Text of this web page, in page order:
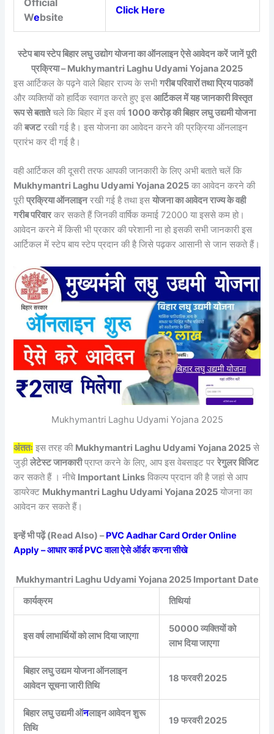
Website
Click Here
स्टेप बाय स्टेप बिहार लघु उद्योग योजना का ऑनलाइन ऐसे आवेदन करें जानें पूरी
प्रक्रिया – Mukhymantri Laghu Udyami Yojana 2025
इस आर्टिकल के पढ़ने वाले बिहार राज्य के सभीगरीब परिवारों तथा प्रिय पाठकों
और व्यक्तियों को हार्दिक स्वागत करते हुए इसआर्टिकल में यह जानकारी विस्तृत
रूप से बतातेचले कि बिहार में इस वर्ष1000 करोड़ की बिहार लघु उद्यमी योजना
कीबजटरखी गई है। इस योजना का आवेदन करने की प्रक्रिया ऑनलाइन
प्रारंभ कर दी गई है।
वही आर्टिकल की दूसरी तरफ आपकी जानकारी के लिए अभी बताते चलें कि
Mukhymantri Laghu Udyami Yojana 2025 का आवेदन करने की
पूरीप्रक्रिया ऑनलाइनरखी गई है तथा इसयोजना का आवेदन राज्य के वही
गरीब परिवारकर सकते हैं जिनकी वार्षिक कमाई 72000 या इससे कम हो।
आवेदन करने में किसी भी प्रकार की परेशानी ना हो इसकी सभी जानकारी इस
आर्टिकल में स्टेप बाय स्टेप प्रदान की है जिसे पढ़कर आसानी से जान सकते हैं।
Mukhymantri Laghu Udyami Yojana 2025
अंततः इस तरह की Mukhymantri Laghu Udyami Yojana 2025 से
जुड़ीलेटेस्ट जानकारीप्राप्त करने के लिए, आप इस वेबसाइट पररेगुलर विजिट
कर सकते हैं । नीचे Important Links विकल्प प्रदान की है जहां से आप
डायरेक्ट Mukhymantri Laghu Udyami Yojana 2025 योजना का
आवेदन कर सकते हैं।
इन्हें भी पढ़ें (Read Also) –PVC Aadhar Card Order Online
Apply – आधार कार्ड PVC वाला ऐसे ऑर्डर करना सीखे
Mukhymantri Laghu Udyami Yojana 2025 Important Date
कार्यक्रम
तिथियां
इस वर्ष लाभार्थियों को लाभ दिया जाएगा
50000 व्यक्तियों को
लाभ दिया जाएगा
बिहार लघु उद्यम योजना ऑनलाइन
आवेदन सूचना जारी तिथि
18 फरवरी 2025
बिहार लघु उद्यमी ऑनलाइन आवेदन शुरू
तिथि
19 फरवरी 2025